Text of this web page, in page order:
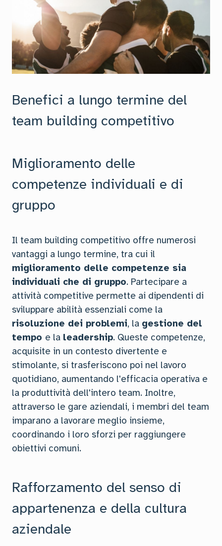
Benefici a lungo termine del
team building competitivo
Miglioramento delle
competenze individuali e di
gruppo
Il team building competitivo offre numerosi
vantaggi a lungo termine, tra cui il
miglioramento delle competenze sia
individuali che di gruppo. Partecipare a
attività competitive permette ai dipendenti di
sviluppare abilità essenziali come la
risoluzione dei problemi, la gestione del
tempo e la leadership. Queste competenze,
acquisite in un contesto divertente e
stimolante, si trasferiscono poi nel lavoro
quotidiano, aumentando l'efficacia operativa e
la produttività dell'intero team. Inoltre,
attraverso le gare aziendali, i membri del team
imparano a lavorare meglio insieme,
coordinando i loro sforzi per raggiungere
obiettivi comuni.
Rafforzamento del senso di
appartenenza e della cultura
aziendale